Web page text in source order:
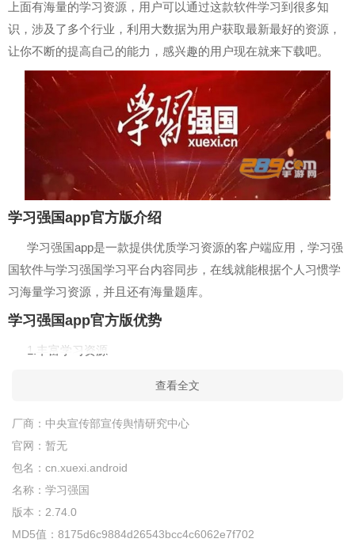
上面有海量的学习资源，用户可以通过这款软件学习到很多知
识，涉及了多个行业，利用大数据为用户获取最新最好的资源，
让你不断的提高自己的能力，感兴趣的用户现在就来下载吧。
学习强国app官方版介绍
学习强国app是一款提供优质学习资源的客户端应用，学习强
国软件与学习强国学习平台内容同步，在线就能根据个人习惯学
习海量学习资源，并且还有海量题库。
学习强国app官方版优势
1.丰富学习资源
打造权威思想库、完整核心数据库、丰富文化资源库、智能
统。
2.学习强国号
总有一款适合您。18家中央主要单位新媒体第一时间提供原
创优质学习资源，支持个性化订阅。
3.视频学习
查看全文
厂商： 中央宣传部宣传舆情研究中心
官网： 暂无
包名： cn.xuexi.android
名称： 学习强国
版本： 2.74.0
MD5值： 8175d6c9884d26543bcc4c6062e7f702